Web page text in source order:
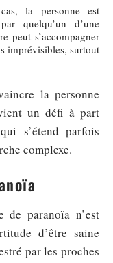
la personne est
quelqu’un d’une
peut s’accompagner
imprévisibles, surtout
la personne
un défi à part
s’étend parfois
complexe.
de paranoïa n’est
d’être saine
par les proches